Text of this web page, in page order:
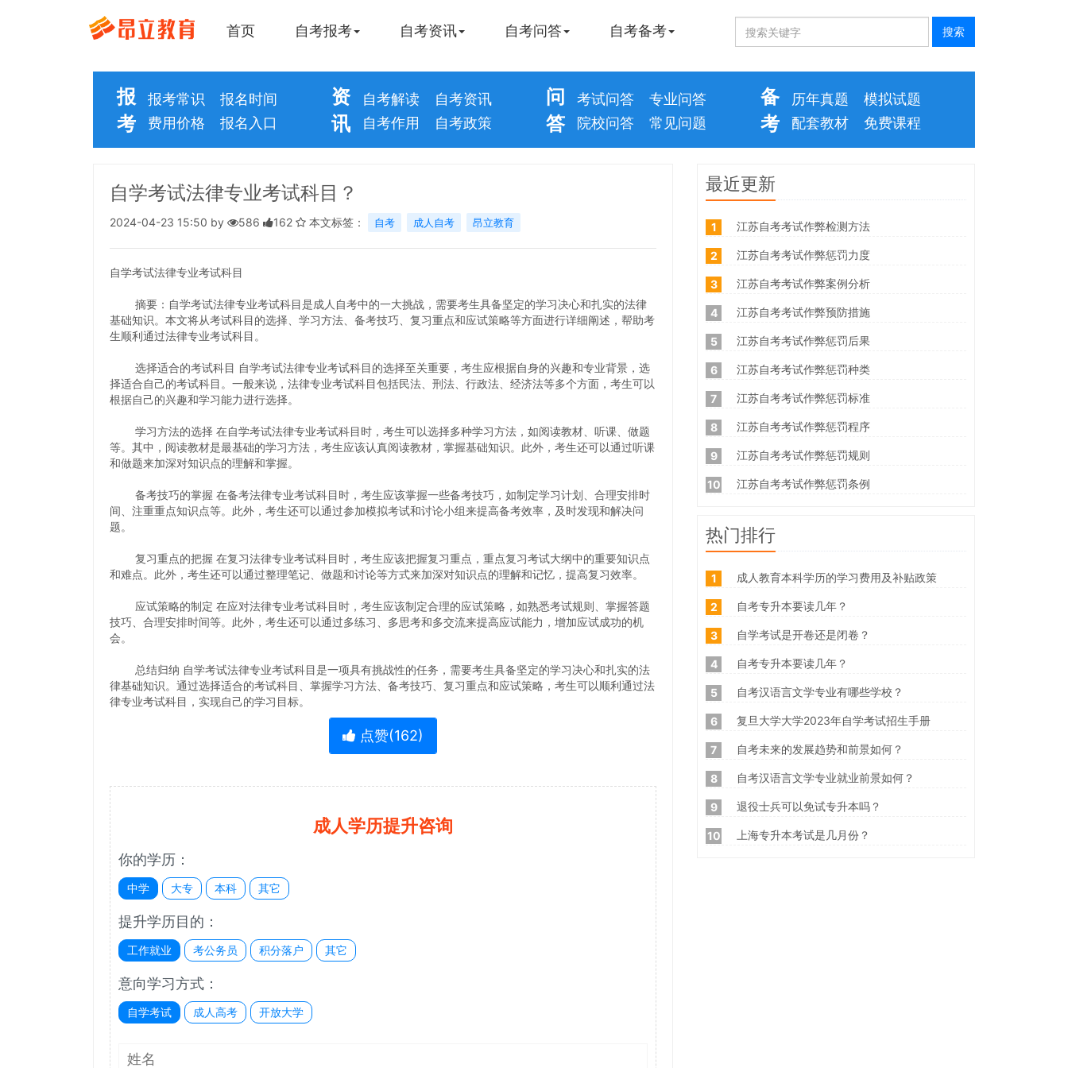
首页 自考报考 自考资讯 自考问答 自考备考
报
考
报考常识
报名时间
费用价格
报名入口
资
讯
自考解读
自考资讯
自考作用
自考政策
问
答
考试问答
专业问答
院校问答
常见问题
备
考
历年真题
模拟试题
配套教材
免费课程
自学考试法律专业考试科目？
2024-04-23 15:50 by 586 162 本文标签： 自考 成人自考 昂立教育
自学考试法律专业考试科目
摘要：自学考试法律专业考试科目是成人自考中的一大挑战，需要考生具备坚定的学习决心和扎实的法律
基础知识。本文将从考试科目的选择、学习方法、备考技巧、复习重点和应试策略等方面进行详细阐述，帮助考
生顺利通过法律专业考试科目。
选择适合的考试科目 自学考试法律专业考试科目的选择至关重要，考生应根据自身的兴趣和专业背景，选
择适合自己的考试科目。一般来说，法律专业考试科目包括民法、刑法、行政法、经济法等多个方面，考生可以
根据自己的兴趣和学习能力进行选择。
学习方法的选择 在自学考试法律专业考试科目时，考生可以选择多种学习方法，如阅读教材、听课、做题
等。其中，阅读教材是最基础的学习方法，考生应该认真阅读教材，掌握基础知识。此外，考生还可以通过听课
和做题来加深对知识点的理解和掌握。
备考技巧的掌握 在备考法律专业考试科目时，考生应该掌握一些备考技巧，如制定学习计划、合理安排时
间、注重重点知识点等。此外，考生还可以通过参加模拟考试和讨论小组来提高备考效率，及时发现和解决问
题。
复习重点的把握 在复习法律专业考试科目时，考生应该把握复习重点，重点复习考试大纲中的重要知识点
和难点。此外，考生还可以通过整理笔记、做题和讨论等方式来加深对知识点的理解和记忆，提高复习效率。
应试策略的制定 在应对法律专业考试科目时，考生应该制定合理的应试策略，如熟悉考试规则、掌握答题
技巧、合理安排时间等。此外，考生还可以通过多练习、多思考和多交流来提高应试能力，增加应试成功的机
会。
总结归纳 自学考试法律专业考试科目是一项具有挑战性的任务，需要考生具备坚定的学习决心和扎实的法
律基础知识。通过选择适合的考试科目、掌握学习方法、备考技巧、复习重点和应试策略，考生可以顺利通过法
律专业考试科目，实现自己的学习目标。
点赞(162)
成人学历提升咨询
你的学历：
中学 大专 本科 其它
提升学历目的：
工作就业 考公务员 积分落户 其它
意向学习方式：
自学考试 成人高考 开放大学
最近更新
1 江苏自考考试作弊检测方法
2 江苏自考考试作弊惩罚力度
3 江苏自考考试作弊案例分析
4 江苏自考考试作弊预防措施
5 江苏自考考试作弊惩罚后果
6 江苏自考考试作弊惩罚种类
7 江苏自考考试作弊惩罚标准
8 江苏自考考试作弊惩罚程序
9 江苏自考考试作弊惩罚规则
10 江苏自考考试作弊惩罚条例
热门排行
1 成人教育本科学历的学习费用及补贴政策
2 自考专升本要读几年？
3 自学考试是开卷还是闭卷？
4 自考专升本要读几年？
5 自考汉语言文学专业有哪些学校？
6 复旦大学大学2023年自学考试招生手册
7 自考未来的发展趋势和前景如何？
8 自考汉语言文学专业就业前景如何？
9 退役士兵可以免试专升本吗？
10 上海专升本考试是几月份？